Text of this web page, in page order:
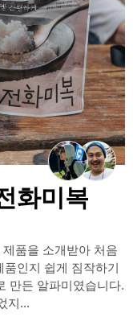
화미복
제품을 소개받아 처음
인지 쉽게 짐작하기
만든 알파미였습니다.
지...